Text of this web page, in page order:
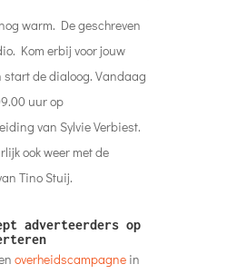
warm. De geschreven
Kom erbij voor jouw
start de dialoog. Vandaag
uur op
van Sylvie Verbiest.
ook weer met de
Tino Stuij.
adverteerders op
overheidscampagnein